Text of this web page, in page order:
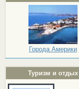
Города Америки
Туризм и отдых